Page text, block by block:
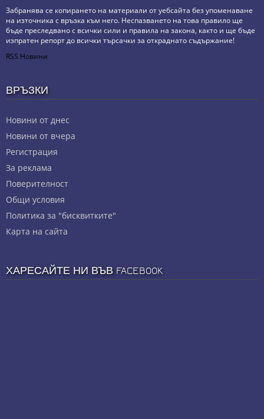
Забранява се копирането на материали от уебсайта без упоменаване
на източника с връзка към него. Неспазването на това правило ще
бъде преследвано с всички сили и правила на закона, както и ще бъде
изпратен репорт до всички търсачки за откраднато съдържание!
RSS Новини
ВРЪЗКИ
Новини от днес
Новини от вчера
Регистрация
За реклама
Πoвepитeлнocт
Общи условия
Политика за "бисквитките"
Карта на сайта
ХАРЕСАЙТЕ НИ ВЪВ FACEBOOK